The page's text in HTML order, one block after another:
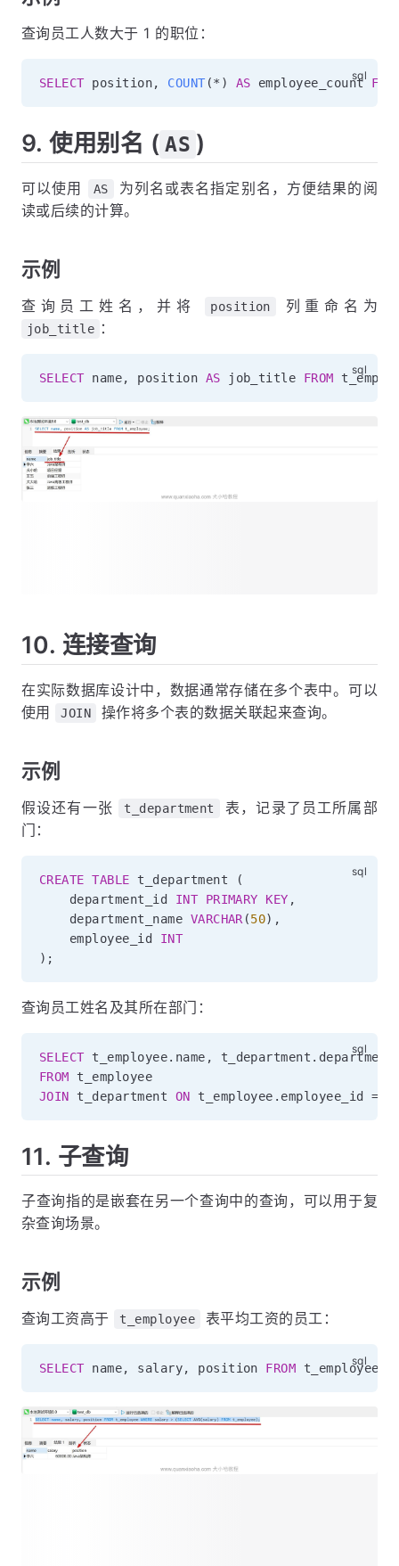
查询员工人数大于 1 的职位：
SELECT position, COUNT (* ) AS employee_count
9. 使用别名 ( AS )
可以使用 AS
为列名或表名指定别名，方便结果的阅
读或后续的计算。
示例
查询员工姓名，并将 position 列重命名为
job_title ：
SELECT name, position AS job_title FROM
10. 连接查询
在实际数据库设计中，数据通常存储在多个表中。可以
使用
JOIN 操作将多个表的数据关联起来查询。
示例
假设还有一张 t_department
表，记录了员工所属部
门：
CREATE TABLE t_department
(
    department_id
INT PRIMARY KEY ,
    department_name
VARCHAR (50) ,
    employee_id
INT
) ;
查询员工姓名及其所在部门：
SELECT t_employee. name , t_department .
FROM
JOIN t_department ON t_employee . employee_id =
11. 子查询
子查询指的是嵌套在另一个查询中的查询，可以用于复
杂查询场景。
示例
查询工资高于 t_employee 表平均工资的员工：
SELECT name, salary, position FROM t_employee